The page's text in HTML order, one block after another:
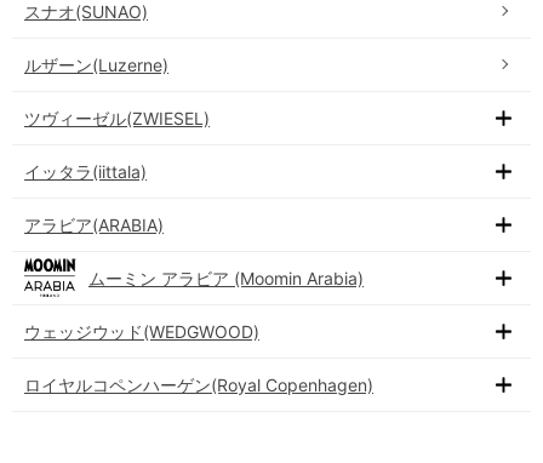
スナオ(SUNAO)
ルザーン(Luzerne)
ツヴィーゼル(ZWIESEL)
イッタラ(iittala)
アラビア(ARABIA)
ムーミン アラビア (Moomin Arabia)
ウェッジウッド(WEDGWOOD)
ロイヤルコペンハーゲン(Royal Copenhagen)